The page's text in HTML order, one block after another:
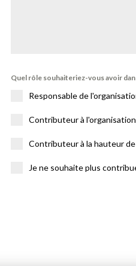
Quel rôle souhaiteriez-vous avoir
Responsable de
Contributeur à
Contributeur à la hauteur
Je ne souhaite plus